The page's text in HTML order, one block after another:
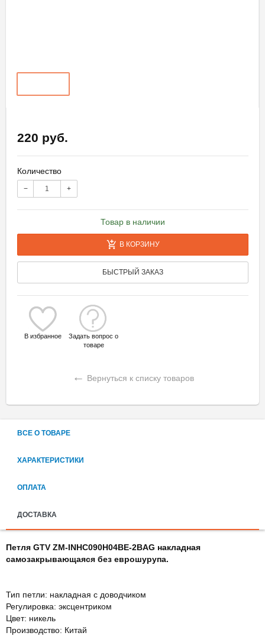
220 руб.
Количество
− +
Товар в наличии
В КОРЗИНУ
БЫСТРЫЙ ЗАКАЗ
В избранное
Задать вопрос о
товаре
← Вернуться к списку товаров
ВСЕ О ТОВАРЕ
ХАРАКТЕРИСТИКИ
ОПЛАТА
ДОСТАВКА
Петля GTV ZM-INHC090H04BE-2BAG накладная
самозакрывающаяся без еврошурупа.
Тип петли: накладная с доводчиком
Регулировка: эксцентриком
Цвет: никель
Производство: Китай